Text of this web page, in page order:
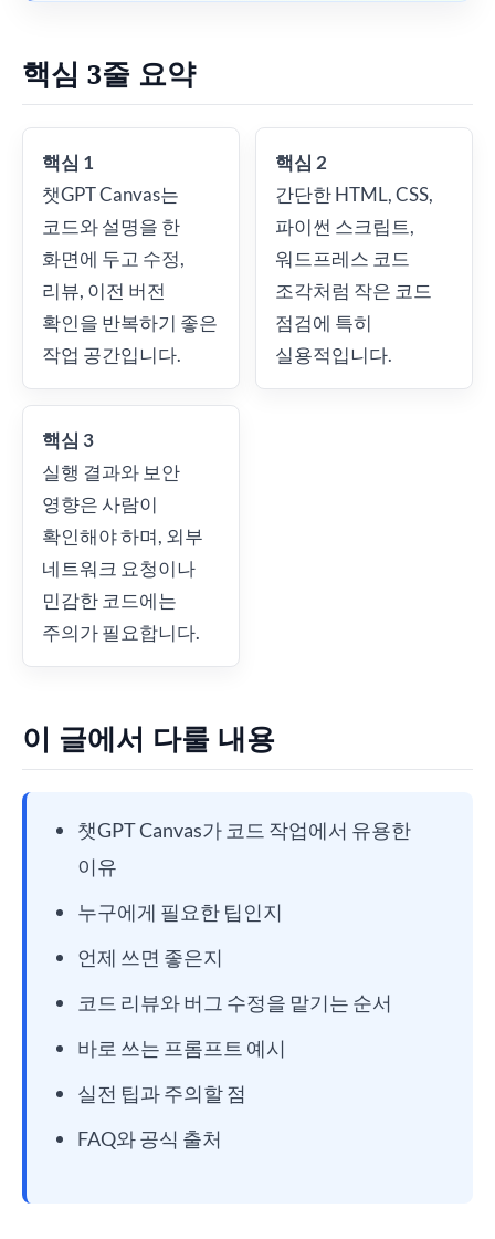
핵심 3줄 요약
핵심 1
챗GPT Canvas는
코드와 설명을 한
화면에 두고 수정,
리뷰, 이전 버전
확인을 반복하기 좋은
작업 공간입니다.
핵심 2
간단한 HTML, CSS,
파이썬 스크립트,
워드프레스 코드
조각처럼 작은 코드
점검에 특히
실용적입니다.
핵심 3
실행 결과와 보안
영향은 사람이
확인해야 하며, 외부
네트워크 요청이나
민감한 코드에는
주의가 필요합니다.
이 글에서 다룰 내용
챗GPT Canvas가 코드 작업에서 유용한
이유
누구에게 필요한 팁인지
언제 쓰면 좋은지
코드 리뷰와 버그 수정을 맡기는 순서
바로 쓰는 프롬프트 예시
실전 팁과 주의할 점
FAQ와 공식 출처